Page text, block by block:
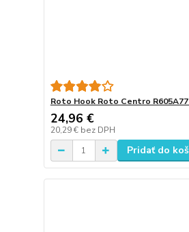
Roto Hook Roto Centro
24,96 €
20,29 € bez DPH
Pridať do